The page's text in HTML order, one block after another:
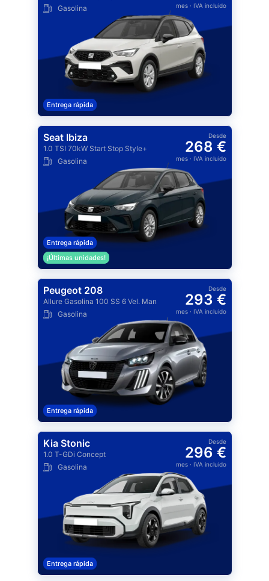
Gasolina
mes· IVA incluido
Entrega rápida
Seat Ibiza
1.0 TSI 70kW Start Stop Style+
Gasolina
Desde
268 €
mes· IVA incluido
Entrega rápida
¡Últimas unidades!
Peugeot 208
Allure Gasolina 100 SS 6 Vel. Man
Gasolina
Desde
293 €
mes· IVA incluido
Entrega rápida
Kia Stonic
1.0 T-GDi Concept
Gasolina
Desde
296 €
mes· IVA incluido
Entrega rápida